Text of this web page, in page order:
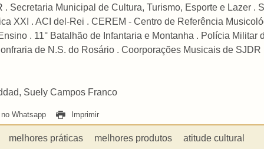
Secretaria Municipal de Cultura, Turismo, Esporte e Lazer .
XXI . ACI del-Rei . CEREM - Centro de Referência
. 11° Batalhão de Infantaria e Montanha . Polícia Militar
de N.S. do Rosário . Coorporações Musicais de SJDR
Suely Campos Franco
Whatsapp Imprimir
melhores práticas melhores produtos atitude cultural